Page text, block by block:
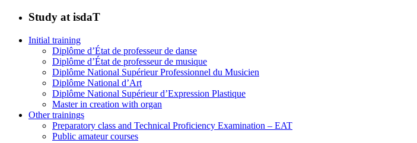
Study at isdaT
Initial training
Diplôme d’État de professeur de danse
Diplôme d’État de professeur de musique
Diplôme National Supérieur Professionnel du Musicien
Diplôme National d’Art
Diplôme National Supérieur d’Expression Plastique
Master in creation with organ
Other trainings
Preparatory class and Technical Proficiency Examination – EAT
Public amateur courses